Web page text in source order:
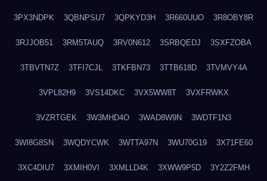
3PX3NDPK 3QBNPSU7 3QPKYD3H 3R660UUO 3R8OBY8R
3RJJOB51 3RM5TAUQ 3RV0N612 3SRBQEDJ 3SXFZOBA
3TBVTN7Z 3TFI7CJL 3TKFBN73 3TTB618D 3TVMVY4A
3VPL82H9 3VS14DKC 3VX5WW8T 3VXFRWKX
3VZRTGEK 3W3MHD4O 3WAD8W9N 3WDTF1N3
3WI8G8SN 3WQDYCWK 3WTTA97N 3WU70G19 3X71FE60
3XC4DIU7 3XMIH0VI 3XMLLD4K 3XWW9P5D 3Y2Z2FMH